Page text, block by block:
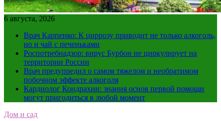
6 августа, 2026
Врач Карпенко: К циррозу приводит не только алкоголь,
но и чай с печеньками
Роспотребнадзор: вирус Бурбон не циркулирует на
территории России
Врач предупредил о самом тяжелом и необратимом
побочном эффекте алкоголя
Кардиолог Кондрахин: знания основ первой помощи
могут пригодиться в любой момент
Дом и сад